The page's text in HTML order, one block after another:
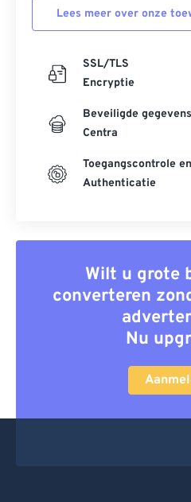
Lees meer over onze
SSL/TLS
Encryptie
Beveiligde gegevens
Centra
Toegangscontrole en
Authenticatie
Wilt u grote
converteren
Nu